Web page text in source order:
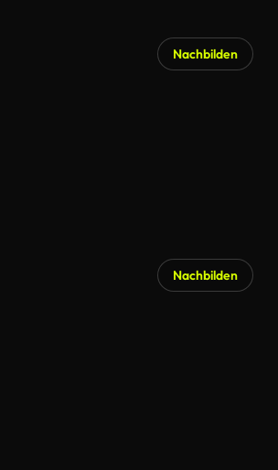
Nachbilden
Nachbilden